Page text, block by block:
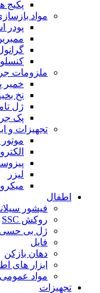
پکیج
مواد
پودر
ملزومات
خمیر
نخ
ژل
پک
تجهیزات و
موتور
لیزر
اطفال
فیشور
روکش SSC
ژل بی حسی
فایل
دهان بازکن
ابزار های
مواد
تجهیزات